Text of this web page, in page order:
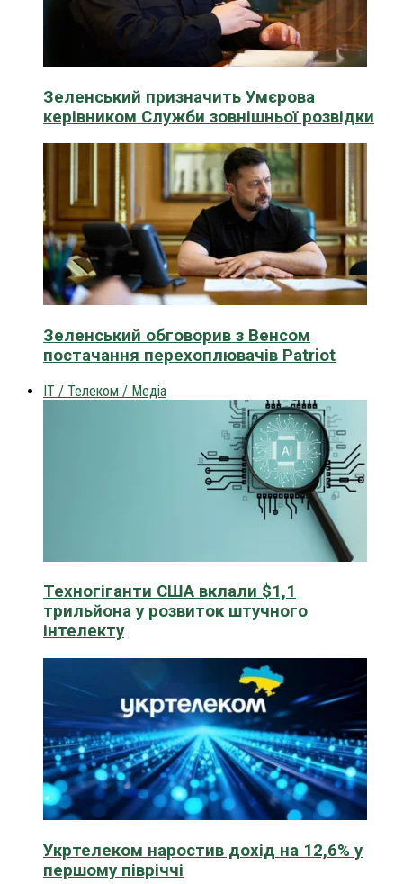
Зеленський призначить Умєрова
керівником Служби зовнішньої розвідки
Зеленський обговорив з Венсом
постачання перехоплювачів Patriot
IT / Телеком / Медіа
Техногіганти США вклали $1,1
трильйона у розвиток штучного
інтелекту
Укртелеком наростив дохід на 12,6% у
першому півріччі